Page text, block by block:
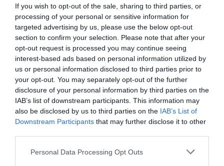
If you wish to opt-out of the sale, sharing to third parties, or
processing of your personal or sensitive information for
targeted advertising by us, please use the below opt-out
section to confirm your selection. Please note that after your
opt-out request is processed you may continue seeing
interest-based ads based on personal information utilized by
us or personal information disclosed to third parties prior to
your opt-out. You may separately opt-out of the further
disclosure of your personal information by third parties on the
IAB’s list of downstream participants. This information may
also be disclosed by us to third parties on the IAB’s List of
Downstream Participants that may further disclose it to other
Personal Data Processing Opt Outs
Alsike IF tröjor och lagavgiften
Hejsan I nästa vecka kommer det på träningarna börja att delas ut träningsröjor från Alsike IF. Vi ser fortfarande att en hel del ännu inte betalat in lagavgiftern och för att få träningströjan vil l vi se att avgiften kommer in. Vi vill gärna att det görs snarast då vi kommer behöva pengar inför kommande poolspel. Denna avgift har vi beslutat vara 150 kr och ska betalas till PG-konto 197 75 81-6, skriv in barnets för- och efternamn så vi vet vem betalningen är för. Är du osäker om du betalat in avgiften får du gärna skriva och fråga mig på henrik.blomstedt@gmail.com .
P-2015 11 aug 2023 0
Visa fler nyheter
Nyheter från föreningen
Ny leverantör av material, RS sport
Senast uppladdade video